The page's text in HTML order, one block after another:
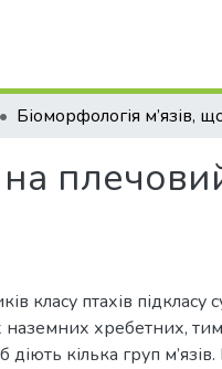
класу птахів підкласу
наземних хребетних,
діють кілька груп